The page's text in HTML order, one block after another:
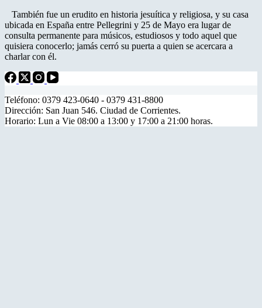
También fue un erudito en historia jesuítica y religiosa, y su casa
ubicada en España entre Pellegrini y 25 de Mayo era lugar de
consulta permanente para músicos, estudiosos y todo aquel que
quisiera conocerlo; jamás cerró su puerta a quien se acercara a
charlar con él.
Teléfono: 0379 423-0640 - 0379 431-8800
Dirección: San Juan 546. Ciudad de Corrientes.
Horario: Lun a Vie 08:00 a 13:00 y 17:00 a 21:00 horas.